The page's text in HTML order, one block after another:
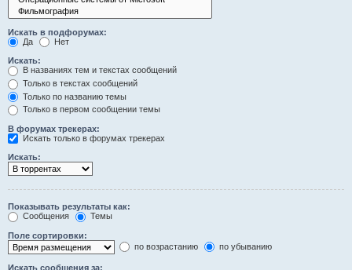
Искать в подфорумах:
Да
Нет
Искать:
В названиях тем и текстах сообщений
Только в текстах сообщений
Только по названию темы
Только в первом сообщении темы
В форумах трекерах:
Искать только в форумах трекерах
Искать:
Показывать результаты как:
Сообщения
Темы
Поле сортировки:
по возрастанию
по убыванию
Искать сообщения за: